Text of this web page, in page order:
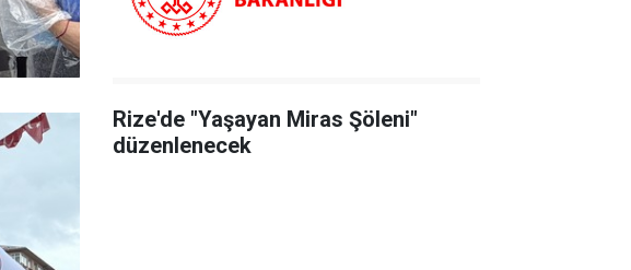
Rize'de "Yaşayan Miras Şöleni"
düzenlenecek